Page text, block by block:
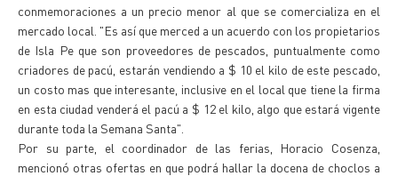
conmemoraciones a un precio menor al que se comercializa en el
mercado local. "Es así que merced a un acuerdo con los propietarios
de Isla Pe que son proveedores de pescados, puntualmente como
criadores de pacú, estarán vendiendo a $ 10 el kilo de este pescado,
un costo mas que interesante, inclusive en el local que tiene la firma
en esta ciudad venderá el pacú a $ 12 el kilo, algo que estará vigente
durante toda la Semana Santa".
Por su parte, el coordinador de las ferias, Horacio Cosenza,
mencionó otras ofertas en que podrá hallar la docena de choclos a